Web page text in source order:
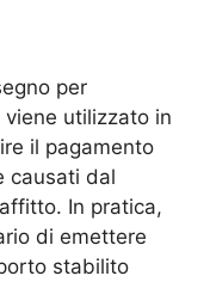
per
utilizzato in
il pagamento
causati dal
In pratica,
di emettere
stabilito